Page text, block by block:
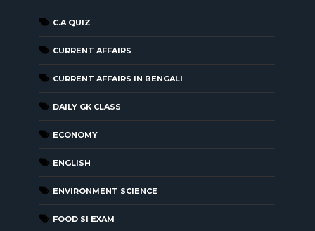
C.A QUIZ
CURRENT AFFAIRS
CURRENT AFFAIRS IN BENGALI
DAILY GK CLASS
ECONOMY
ENGLISH
ENVIRONMENT SCIENCE
FOOD SI EXAM